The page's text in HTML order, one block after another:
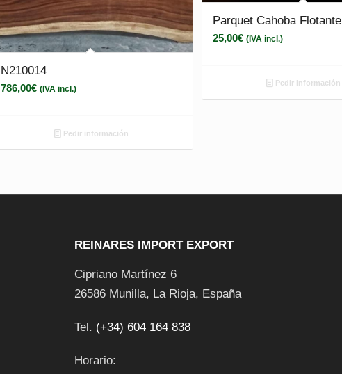
N210014
786,00€ (IVA incl.)
Pedir información
Parquet Cahoba Flotante
25,00€ (IVA incl.)
Pedir información
REINARES IMPORT EXPORT
Cipriano Martínez 6
26586 Munilla, La Rioja, España
Tel. (+34) 604 164 838
Horario: